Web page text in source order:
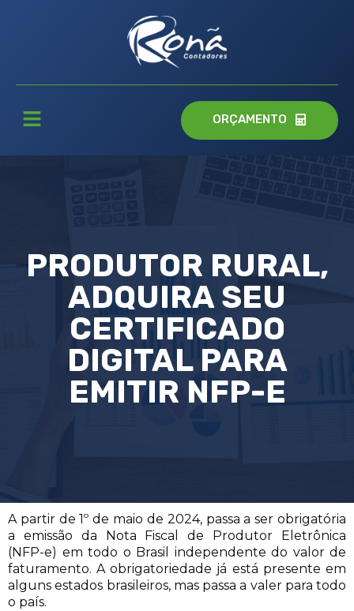
ORÇAMENTO
PRODUTOR RURAL,
ADQUIRA SEU
CERTIFICADO
DIGITAL PARA
EMITIR NFP-E
A partir de 1º de maio de 2024, passa a ser obrigatória
a emissão da Nota Fiscal de Produtor Eletrônica
(NFP-e) em todo o Brasil independente do valor de
faturamento. A obrigatoriedade já está presente em
alguns estados brasileiros, mas passa a valer para todo
o país.